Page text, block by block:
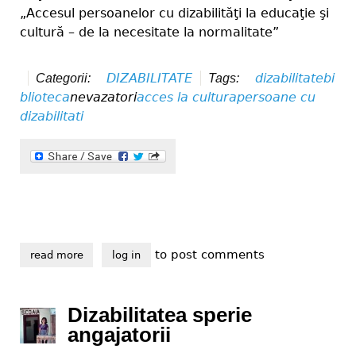
„Accesul persoanelor cu dizabilităţi la educaţie şi
cultură – de la necesitate la normalitate”
Categorii: DIZABILITATE Tags: dizabilitatebi
bliotecanevazatoriacces la culturapersoane cu
dizabilitati
read moreabout accesul persoanelor cu dizabilităţi la
log in to post comments
Dizabilitatea sperie
angajatorii